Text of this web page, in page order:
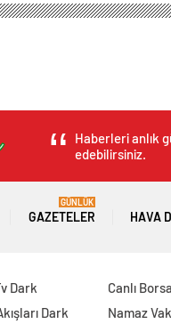
Haberleri anlık
edebilirsiniz.
GAZETELER
GÜNLÜK
HAVA
Dark
Dark
Canlı Borsa
Namaz